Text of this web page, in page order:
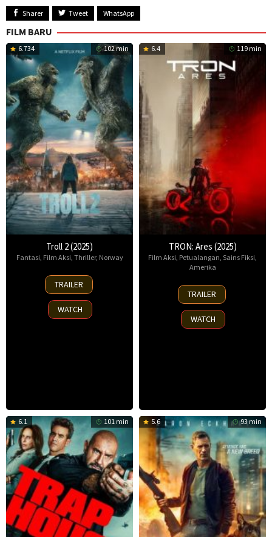
Sharer Tweet WhatsApp
FILM BARU
6.734 102 min
Troll 2 (2025)
Fantasi, Film Aksi, Thriller, Norway
30
Nov
2025
TRAILER
WATCH
6.4 119 min
TRON: Ares (2025)
Film Aksi, Petualangan, Sains Fiksi,
Amerika
8
Oct
2025
TRAILER
WATCH
6.1 101 min 5.6 93 min